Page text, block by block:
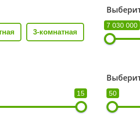
3-комнатная
7 030 000
15 50